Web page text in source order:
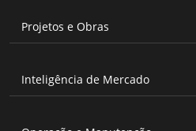
Projetos e Obras
Inteligência de Mercado